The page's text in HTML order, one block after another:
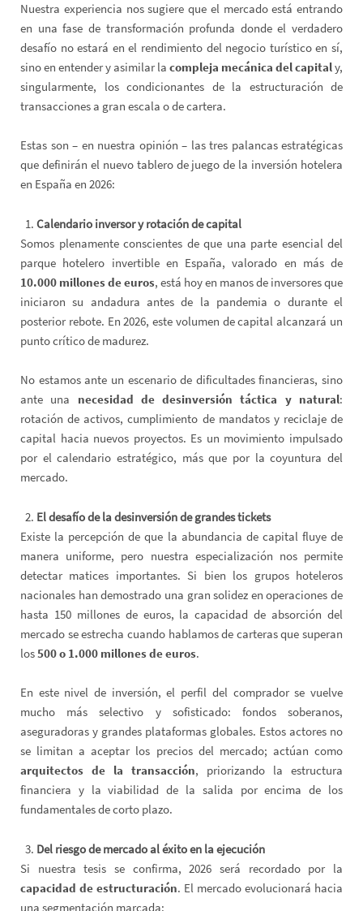
Nuestra experiencia nos sugiere que el mercado está entrando
en una fase de transformación profunda donde el verdadero
desafío no estará en el rendimiento del negocio turístico en sí,
sino en entender y asimilar la compleja mecánica del capitaly,
singularmente, los condicionantes de la estructuración de
transacciones a gran escala o de cartera.
Estas son – en nuestra opinión – las tres palancas estratégicas
que definirán el nuevo tablero de juego de la inversión hotelera
en España en 2026:
Calendario inversor y rotación de capital
Somos plenamente conscientes de que una parte esencial del
parque hotelero invertible en España, valorado en más de
10.000 millones de euros, está hoy en manos de inversores que
iniciaron su andadura antes de la pandemia o durante el
posterior rebote. En 2026, este volumen de capital alcanzará un
punto crítico de madurez.
No estamos ante un escenario de dificultades financieras, sino
ante una necesidad de desinversión táctica y natural:
rotación de activos, cumplimiento de mandatos y reciclaje de
capital hacia nuevos proyectos. Es un movimiento impulsado
por el calendario estratégico, más que por la coyuntura del
mercado.
El desafío de la desinversión de grandes tickets
Existe la percepción de que la abundancia de capital fluye de
manera uniforme, pero nuestra especialización nos permite
detectar matices importantes. Si bien los grupos hoteleros
nacionales han demostrado una gran solidez en operaciones de
hasta 150 millones de euros, la capacidad de absorción del
mercado se estrecha cuando hablamos de carteras que superan
los500 o 1.000 millones de euros.
En este nivel de inversión, el perfil del comprador se vuelve
mucho más selectivo y sofisticado: fondos soberanos,
aseguradoras y grandes plataformas globales. Estos actores no
se limitan a aceptar los precios del mercado; actúan como
arquitectos de la transacción, priorizando la estructura
financiera y la viabilidad de la salida por encima de los
fundamentales de corto plazo.
Del riesgo de mercado al éxito en la ejecución
Si nuestra tesis se confirma, 2026 será recordado por la
capacidad de estructuración. El mercado evolucionará hacia
una segmentación marcada: